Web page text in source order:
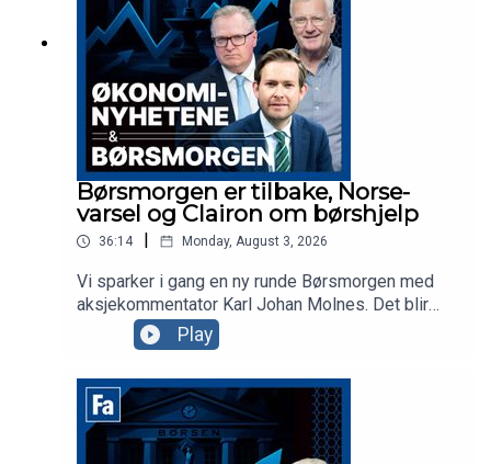
Børsmorgen er tilbake, Norse-
varsel og Clairon om børshjelp
36:14 Monday, August 3, 2026
Vi sparker i gang en ny runde Børsmorgen med
aksjekommentator Karl Johan Molnes. Det blir
mer om resultatvarselet fra flyselskapet Norse,
utviklingen i Iran-krigen og Akers vei mot børs
med AI-datasenterselskapet Nscale. Clairon-
partner Anders Tuv er gjest i studio for å snakke
om samarbeidet deres med Euronext for å hjelpe
selskaper mot børs i Oslo eller Stockholm.
Play